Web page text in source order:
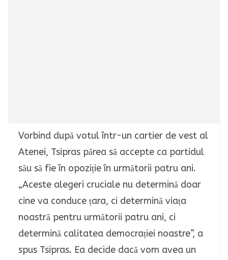
Vorbind după votul într-un cartier de vest al
Atenei, Tsipras părea să accepte ca partidul
său să fie în opoziție în următorii patru ani.
„Aceste alegeri cruciale nu determină doar
cine va conduce țara, ci determină viața
noastră pentru următorii patru ani, ci
determină calitatea democrației noastre”, a
spus Tsipras. Ea decide dacă vom avea un